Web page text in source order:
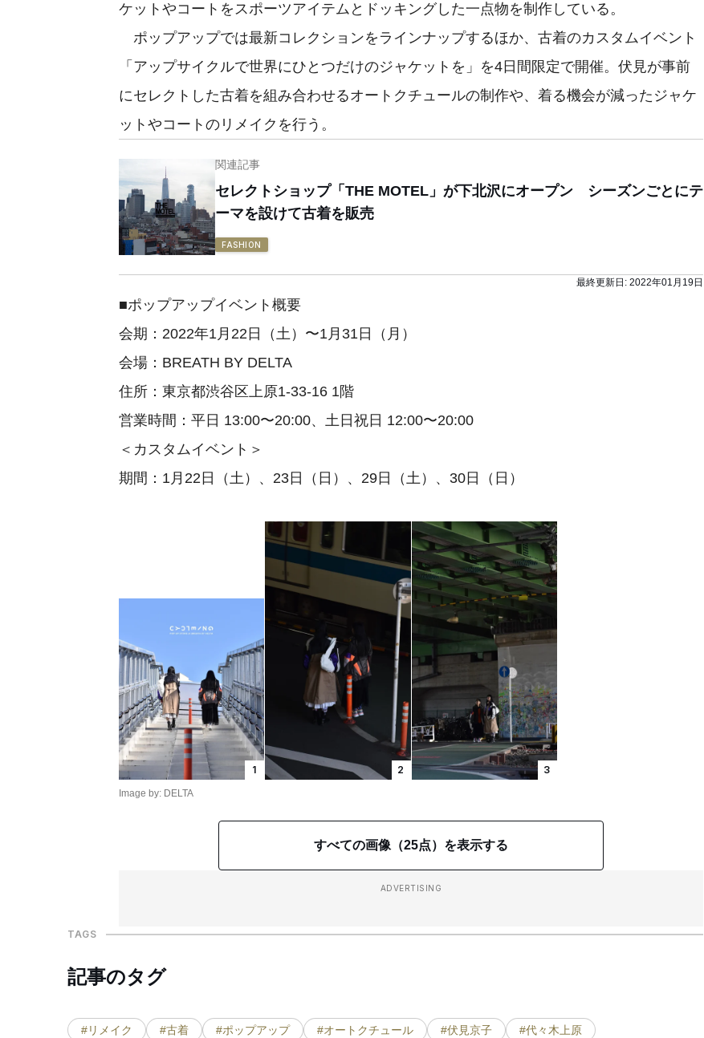
ケットやコートをスポーツアイテムとドッキングした一点物を制作している。
ポップアップでは最新コレクションをラインナップするほか、古着のカスタムイベント
「アップサイクルで世界にひとつだけのジャケットを」を4日間限定で開催。伏見が事前
にセレクトした古着を組み合わせるオートクチュールの制作や、着る機会が減ったジャケ
ットやコートのリメイクを行う。
関連記事
セレクトショップ「THE MOTEL」が下北沢にオープン シーズンごとにテ
ーマを設けて古着を販売
FASHION
最終更新日: 2022年01月19日
■ポップアップイベント概要
会期：2022年1月22日（土）〜1月31日（月）
会場：BREATH BY DELTA
住所：東京都渋谷区上原1-33-16 1階
営業時間：平日 13:00〜20:00、土日祝日 12:00〜20:00
＜カスタムイベント＞
期間：1月22日（土）、23日（日）、29日（土）、30日（日）
1
Image by: DELTA
2 3
すべての画像（25点）を表示する
ADVERTISING
TAGS
記事のタグ
#リメイク #古着 #ポップアップ #オートクチュール #伏見京子
#代々木上原